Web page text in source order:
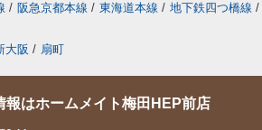
/ 阪急京都本線 / 東海道本線 / 地下鉄四つ橋線 /
大阪 / 扇町
報はホームメイト梅田HEP前店